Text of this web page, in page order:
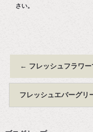
さい。
← フレッシュフラワ
フレッシュエバーグリ